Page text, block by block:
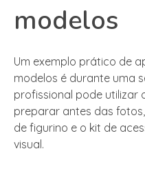
modelos
Um exemplo prático de
modelos é durante uma
profissional pode utilizar
preparar antes das
de figurino e o kit de
visual.